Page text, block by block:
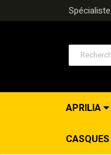
APRILIA
CASQUES